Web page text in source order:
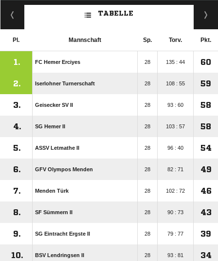
TABELLE
Pl. Mannschaft Sp. Torv. Pkt.
1. FC Hemer Erciyes 28 135 : 44 60
2. Iserlohner Turnerschaft 28 108 : 55 59
3. Geisecker SV II 28 93 : 60 58
4. SG Hemer II 28 103 : 57 58
5. ASSV Letmathe II 28 96 : 40 54
6. GFV Olympos Menden 28 82 : 71 49
7. Menden Türk 28 102 : 72 46
8. SF Sümmern II 28 90 : 73 43
9. SG Eintracht Ergste II 28 79 : 77 39
10. BSV Lendringsen II 28 93 : 81 34